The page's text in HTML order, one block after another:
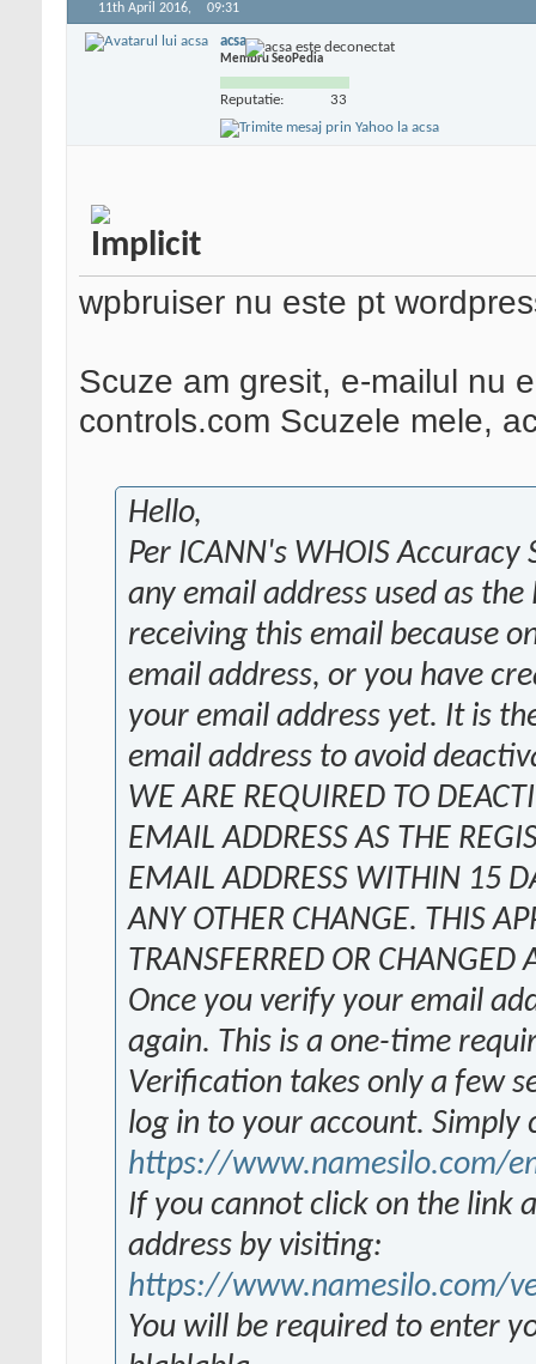
11th April 2016, 09:31
acsa
Membru SeoPedia
Reputatie: 33
wpbruiser nu este pt
Scuze am gresit, e-mailul nu
controls.com Scuzele mele,
Hello,
Per ICANN's WHOIS
any email address used as
receiving this email because
email address, or you have
your email address yet. It is
email address to avoid
WE ARE REQUIRED TO
EMAIL ADDRESS AS THE
EMAIL ADDRESS WITHIN 15
ANY OTHER CHANGE. THIS
TRANSFERRED OR
Once you verify your email
again. This is a one-time
Verification takes only a few
log in to your account. Simply
https://www.namesilo.com/
If you cannot click on the link
address by visiting:
https://www.namesilo.com/
You will be required to enter